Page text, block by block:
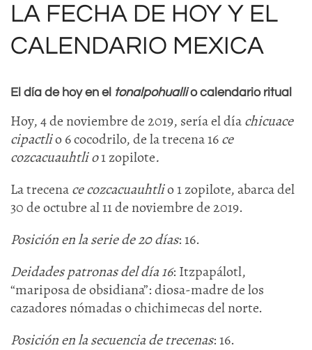
LA FECHA DE HOY Y EL
CALENDARIO MEXICA
El día de hoy en el tonalpohuallio calendario ritual
Hoy, 4 de noviembre de 2019, sería el díachicuace
cipactlio 6 cocodrilo, de la trecena 16ce
cozcacuauhtli o1 zopilote.
La trecenace cozcacuauhtlio 1 zopilote, abarca del
30 de octubre al 11 de noviembre de 2019.
Posición en la serie de 20 días: 16.
Deidades patronas del día 16: Itzpapálotl,
“mariposa de obsidiana”: diosa-madre de los
cazadores nómadas o chichimecas del norte.
Posición en la secuencia de trecenas: 16.